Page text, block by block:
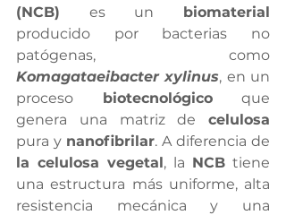
(NCB) es un biomaterial
producido por bacterias no
Komagataeibacter xylinus, en un
proceso biotecnológico que
genera una matriz de celulosa
pura y nanofibrilar
la celulosa vegetal, la NCB tiene
una estructura más uniforme, alta
resistencia mecánica y una